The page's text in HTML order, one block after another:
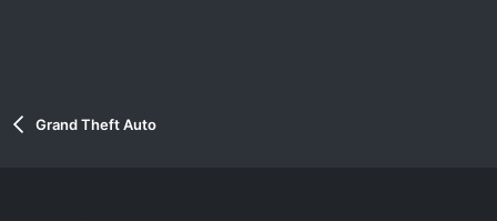
Grand Theft Auto